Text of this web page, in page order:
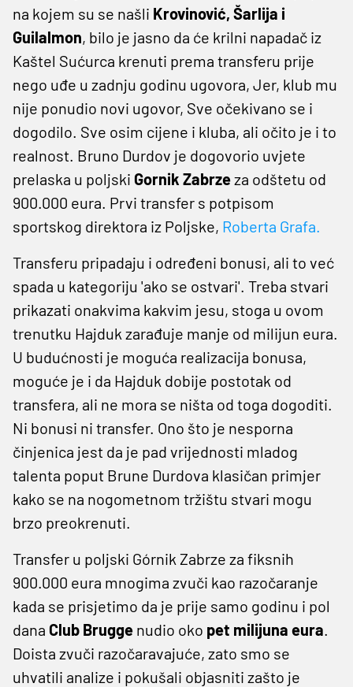
na kojem su se našli Krovinović, Šarlija i
Guilalmon, bilo je jasno da će krilni napadač iz
Kaštel Sućurca krenuti prema transferu prije
nego uđe u zadnju godinu ugovora, Jer, klub mu
nije ponudio novi ugovor, Sve očekivano se i
dogodilo. Sve osim cijene i kluba, ali očito je i to
realnost. Bruno Durdov je dogovorio uvjete
prelaska u poljski Gornik Zabrzeza odštetu od
900.000 eura. Prvi transfer s potpisom
sportskog direktora iz Poljske, Roberta Grafa.
Transferu pripadaju i određeni bonusi, ali to već
spada u kategoriju 'ako se ostvari'. Treba stvari
prikazati onakvima kakvim jesu, stoga u ovom
trenutku Hajduk zarađuje manje od milijun eura.
U budućnosti je moguća realizacija bonusa,
moguće je i da Hajduk dobije postotak od
transfera, ali ne mora se ništa od toga dogoditi.
Ni bonusi ni transfer. Ono što je nesporna
činjenica jest da je pad vrijednosti mladog
talenta poput Brune Durdova klasičan primjer
kako se na nogometnom tržištu stvari mogu
brzo preokrenuti.
Transfer u poljski Górnik Zabrze za fiksnih
900.000 eura mnogima zvuči kao razočaranje
kada se prisjetimo da je prije samo godinu i pol
dana Club Brugge nudio oko pet milijuna eura.
Doista zvuči razočaravajuće, zato smo se
uhvatili analize i pokušali objasniti zašto je